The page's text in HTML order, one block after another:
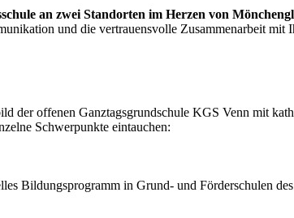
an zwei Standorten im Herzen von
und die vertrauensvolle Zusammenarbeit mit
der offenen Ganztagsgrundschule KGS Venn mit
Schwerpunkte eintauchen:
Bildungsprogramm in Grund- und Förderschulen